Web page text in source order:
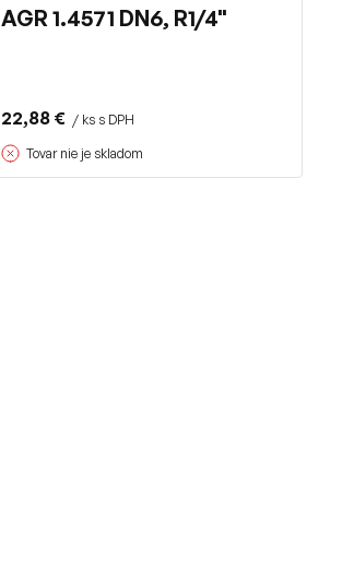
AGR 1.4571 DN6, R1/4"
22,88 € / ks s DPH
Tovar nie je skladom